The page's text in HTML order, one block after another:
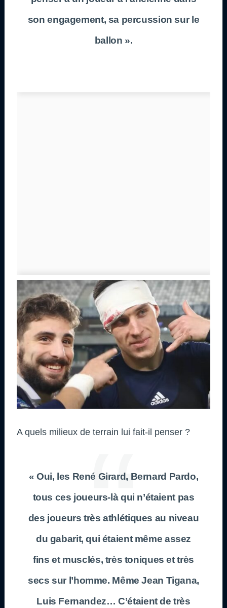
son engagement, sa percussion sur le
ballon ».
A quels milieux de terrain lui fait-il penser ?
« Oui, les René Girard, Bernard Pardo,
tous ces joueurs-là qui n’étaient pas
des joueurs très athlétiques au niveau
du gabarit, qui étaient même assez
fins et musclés, très toniques et très
secs sur l’homme. Même Jean Tigana,
Luis Fernandez… C’étaient de très